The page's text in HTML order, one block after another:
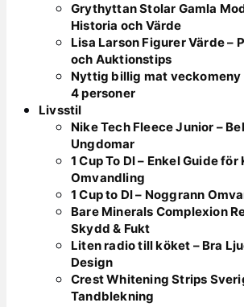
Grythyttan Stolar Gamla
Historia och Värde
Lisa Larson Figurer Värde –
och Auktionstips
Nyttig billig mat veckomeny
4 personer
Livsstil
Nike Tech Fleece Junior –
Ungdomar
1 Cup To Dl – Enkel Guide för
Omvandling
1 Cup to Dl – Noggrann
Bare Minerals Complexion
Skydd & Fukt
Liten radio till köket – Bra
Design
Crest Whitening Strips
Tandblekning